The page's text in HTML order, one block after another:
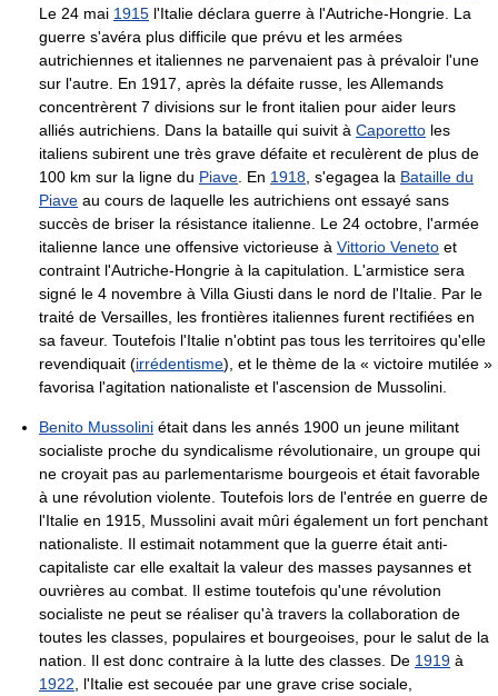
Le 24 mai 1915 l'Italie déclara guerre à l'Autriche-Hongrie. La
guerre s'avéra plus difficile que prévu et les armées
autrichiennes et italiennes ne parvenaient pas à prévaloir l'une
sur l'autre. En 1917, après la défaite russe, les Allemands
concentrèrent 7 divisions sur le front italien pour aider leurs
alliés autrichiens. Dans la bataille qui suivit à Caporetto les
italiens subirent une très grave défaite et reculèrent de plus de
100 km sur la ligne du Piave . En 1918 , s'egagea la Bataille du
Piave au cours de laquelle les autrichiens ont essayé sans
succès de briser la résistance italienne. Le 24 octobre, l'armée
italienne lance une offensive victorieuse à Vittorio Veneto et
contraint l'Autriche-Hongrie à la capitulation. L'armistice sera
signé le 4 novembre à Villa Giusti dans le nord de l'Italie. Par le
traité de Versailles, les frontières italiennes furent rectifiées en
sa faveur. Toutefois l'Italie n'obtint pas tous les territoires qu'elle
revendiquait (irrédentisme), et le thème de la « victoire mutilée »
favorisa l'agitation nationaliste et l'ascension de Mussolini.
Benito Mussolini était dans les annés 1900 un jeune militant
socialiste proche du syndicalisme révolutionaire, un groupe qui
ne croyait pas au parlementarisme bourgeois et était favorable
à une révolution violente. Toutefois lors de l'entrée en guerre de
l'Italie en 1915, Mussolini avait mûri également un fort penchant
nationaliste. Il estimait notamment que la guerre était anti-
capitaliste car elle exaltait la valeur des masses paysannes et
ouvrières au combat. Il estime toutefois qu'une révolution
socialiste ne peut se réaliser qu'à travers la collaboration de
toutes les classes, populaires et bourgeoises, pour le salut de la
nation. Il est donc contraire à la lutte des classes. De 1919 à
1922 , l'Italie est secouée par une grave crise sociale,